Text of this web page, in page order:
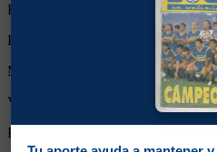
Expulsiones:
Partidos reemplazado:
Minutos Disputados:
Victorias:
Empates: